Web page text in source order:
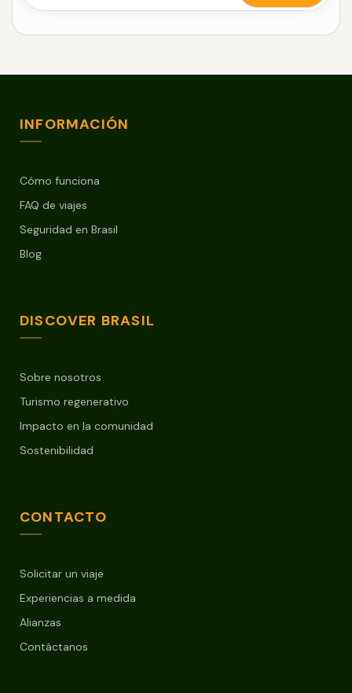
INFORMACIÓN
Cómo funciona
FAQ de viajes
Seguridad en Brasil
Blog
DISCOVER BRASIL
Sobre nosotros
Turismo regenerativo
Impacto en la comunidad
Sostenibilidad
CONTACTO
Solicitar un viaje
Experiencias a medida
Alianzas
Contáctanos